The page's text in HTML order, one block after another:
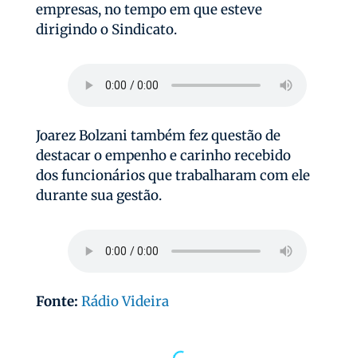
empresas, no tempo em que esteve
dirigindo o Sindicato.
Joarez Bolzani também fez questão de
destacar o empenho e carinho recebido
dos funcionários que trabalharam com ele
durante sua gestão.
Fonte: Rádio Videira